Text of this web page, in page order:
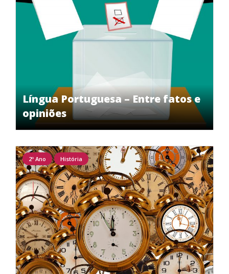
Língua Portuguesa – Entre fatos e
opiniões
2º Ano História